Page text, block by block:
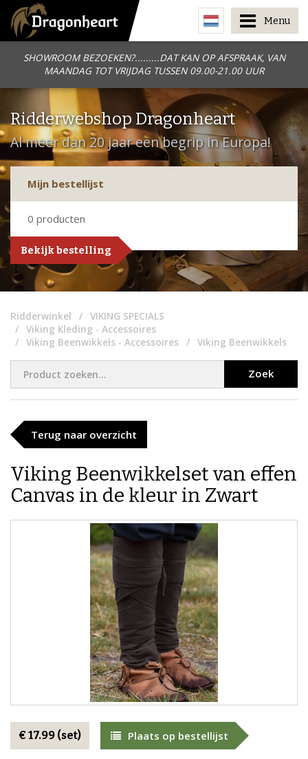
SHOWROOM BEZOEKEN?.........DAT KAN OP AFSPRAAK, VAN
MAANDAG TOT VRIJDAG TUSSEN 09.00-21.00 UUR
Menu
Ridderwebshop Dragonheart
Al meer dan 20 jaar een begrip in Europa!
Mijn bestellijst
0 producten
Bekijk bestelling
Ridderwinkel
VIKING SPECIALS
Viking Kleding - Accessoires
Viking Beenwikkels - Accessoires
Viking Beenwikkels
Zoek
Terug naar overzicht
Viking Beenwikkelset van effen
Canvas in de kleur in Zwart
€ 17.99 (set) Plaats op bestellijst